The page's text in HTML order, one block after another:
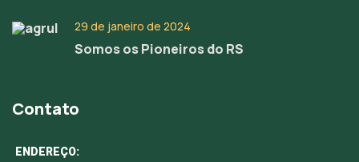
29 de janeiro de 2024
Somos os Pioneiros do RS
Contato
ENDEREÇO: